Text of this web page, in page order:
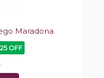
Maradona
OFF